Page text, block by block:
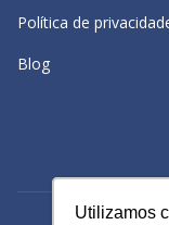
Utilizamos
Utilizamos
Política de
Blog